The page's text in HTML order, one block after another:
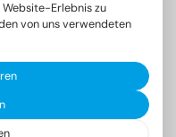
Erlebnis zu
von uns verwendeten